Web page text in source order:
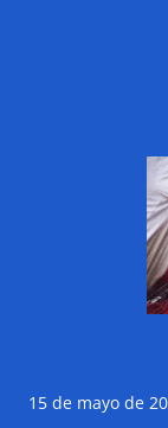
15 de mayo de